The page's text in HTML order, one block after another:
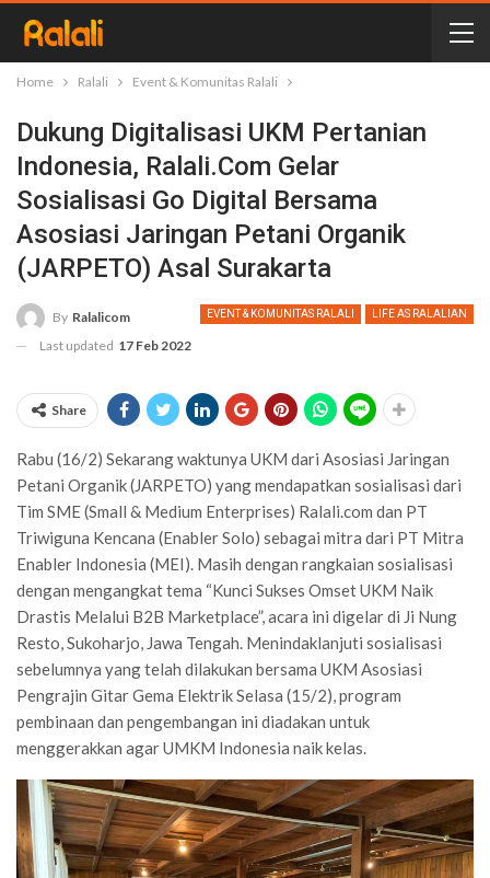
Home Ralali Event & Komunitas Ralali
Dukung Digitalisasi UKM Pertanian
Indonesia, Ralali.com Gelar
Sosialisasi Go Digital Bersama
Asosiasi Jaringan Petani Organik
(JARPETO) Asal Surakarta
EVENT & KOMUNITAS RALALI LIFE AS RALALIAN
By Ralalicom
Last updated 17 Feb 2022
Share
Rabu (16/2) Sekarang waktunya UKM dari Asosiasi Jaringan
Petani Organik (JARPETO) yang mendapatkan sosialisasi dari
Tim SME (Small & Medium Enterprises) Ralali.com dan PT
Triwiguna Kencana (Enabler Solo) sebagai mitra dari PT Mitra
Enabler Indonesia (MEI). Masih dengan rangkaian sosialisasi
dengan mengangkat tema “Kunci Sukses Omset UKM Naik
Drastis Melalui B2B Marketplace”, acara ini digelar di Ji Nung
Resto, Sukoharjo, Jawa Tengah. Menindaklanjuti sosialisasi
sebelumnya yang telah dilakukan bersama UKM Asosiasi
Pengrajin Gitar Gema Elektrik Selasa (15/2), program
pembinaan dan pengembangan ini diadakan untuk
menggerakkan agar UMKM Indonesia naik kelas.